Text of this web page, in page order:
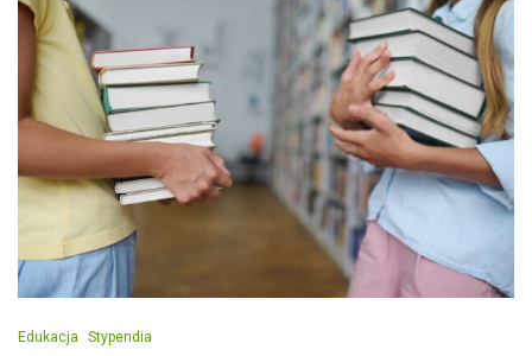
Edukacja Stypendia